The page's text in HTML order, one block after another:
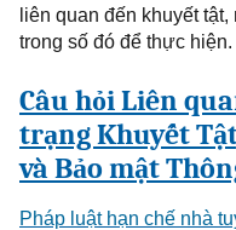
liên quan đến khuyết
trong số đó để thực hiện.
Câu hỏi Liên
trạngKhuyết
và Bảo mật
Pháp luật hạn chế nhà